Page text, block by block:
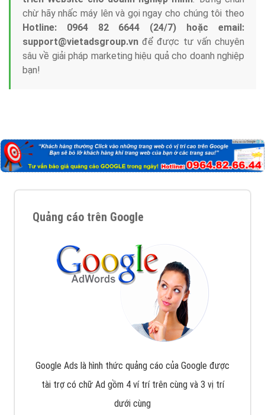
chừ hãy nhấc máy lên và gọi ngay cho chúng tôi theo
Hotline: 0964 82 6644 (24/7) hoặc email:
support@vietadsgroup.vn để được tư vấn chuyên
sâu về giải pháp marketing hiệu quả cho doanh nghiệp
bạn!
Quảng cáo trên Google
Google Ads là hình thức quảng cáo của Google được
tài trợ có chữ Ad gồm 4 ví trí trên cùng và 3 vị trí
dưới cùng